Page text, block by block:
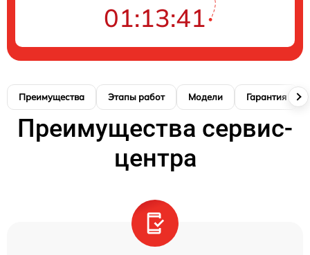
01:13:41
Преимущества Этапы работ Модели Гарантия
Преимущества сервис-
центра